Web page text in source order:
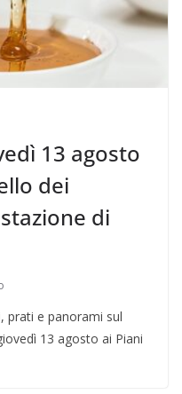
13 agosto
dei
di
prati e panorami sul
13 agosto ai Piani